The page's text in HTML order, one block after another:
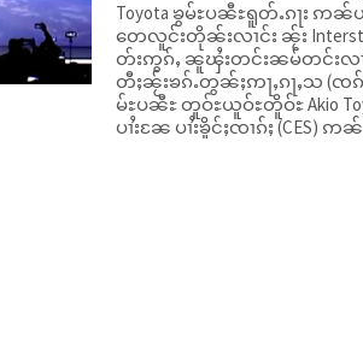
Toyota ၶွမ်ႊပၼီႊရူတ်ႉၵႃး ဢ
တေလူင်းတိုၼ်းလၢင်း ၼႂ်း
တ်းဢွၵ်ႇ ၼူၾႆးတင်းၼမ်တင်းလၢႆ
တီႈၼႂ်းၶၵ်ႉတွၼ်ႈဢႃႇၵႃႇသ (ၸၵ်ႉၵျႃႉဝလႃ
မ်ႊပၼီႊ တူဝ်ႊယူဝ်ႊတိူဝ်ႊ Akio
ပၢႆးၼႄ ပၢႆးၶိူင်ႈၸၢၵ်ႈ (CES)